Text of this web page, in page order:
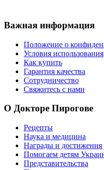
Важная информация
Положение о
Условия использования
Как купить
Гарантия качества
Сотрудничество
Свяжитесь с нами
О Докторе Пирогове
Рецепты
Наука и медицина
Награды и достижения
Помогаем детям
Представительства